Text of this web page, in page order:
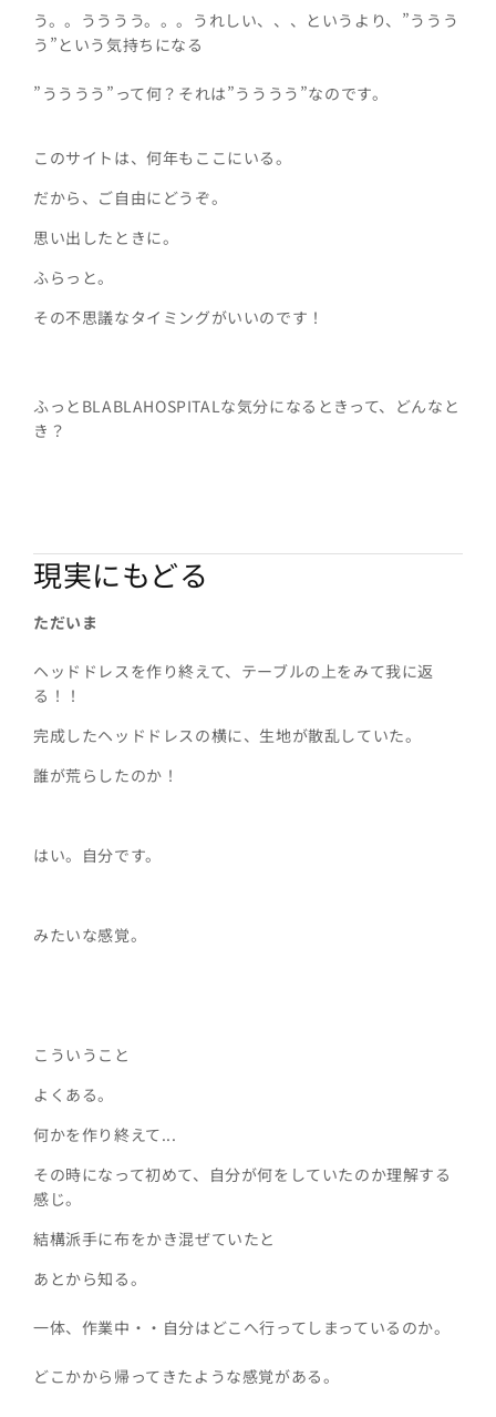
う。。うううう。。。うれしい、、、というより、”ううう
う”という気持ちになる
”うううう”って何？それは”うううう”なのです。
このサイトは、何年もここにいる。
だから、ご自由にどうぞ。
思い出したときに。
ふらっと。
その不思議なタイミングがいいのです！
ふっとBLABLAHOSPITALな気分になるときって、どんなと
き？
現実にもどる
ただいま
ヘッドドレスを作り終えて、テーブルの上をみて我に返
る！！
完成したヘッドドレスの横に、生地が散乱していた。
誰が荒らしたのか！
はい。自分です。
みたいな感覚。
こういうこと
よくある。
何かを作り終えて...
その時になって初めて、自分が何をしていたのか理解する
感じ。
結構派手に布をかき混ぜていたと
あとから知る。
一体、作業中・・自分はどこへ行ってしまっているのか。
どこかから帰ってきたような感覚がある。